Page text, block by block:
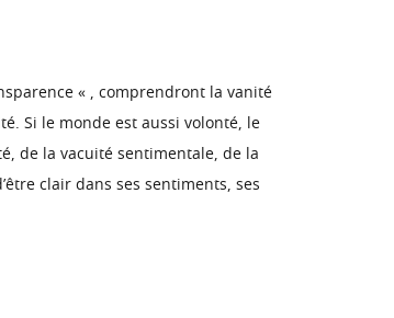
« , comprendront la vanité
Si le monde est aussi volonté, le
de la vacuité sentimentale, de la
clair dans ses sentiments, ses